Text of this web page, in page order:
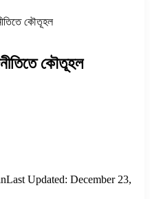
কৌতূহল
কৌতূহল
Last Updated: December 23,